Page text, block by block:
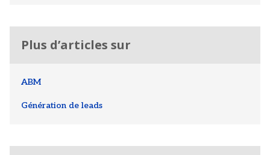
Plus d’articles sur
ABM
Génération de leads